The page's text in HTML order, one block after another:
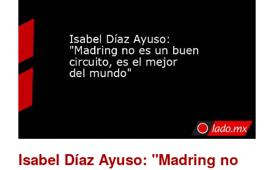
Isabel Díaz Ayuso: "Madring no